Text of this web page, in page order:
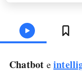
Chatbot e